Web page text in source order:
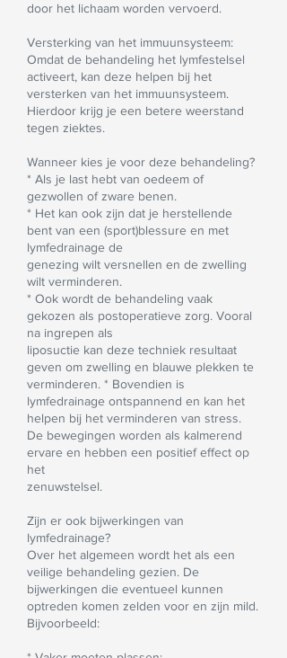
door het lichaam worden vervoerd.
Versterking van het immuunsysteem:
Omdat de behandeling het lymfestelsel
activeert, kan deze helpen bij het
versterken van het immuunsysteem.
Hierdoor krijg je een betere weerstand
tegen ziektes.
Wanneer kies je voor deze behandeling?
* Als je last hebt van oedeem of
gezwollen of zware benen.
* Het kan ook zijn dat je herstellende
bent van een (sport)blessure en met
lymfedrainage de
genezing wilt versnellen en de zwelling
wilt verminderen.
* Ook wordt de behandeling vaak
gekozen als postoperatieve zorg. Vooral
na ingrepen als
liposuctie kan deze techniek resultaat
geven om zwelling en blauwe plekken te
verminderen. * Bovendien is
lymfedrainage ontspannend en kan het
helpen bij het verminderen van stress.
De bewegingen worden als kalmerend
ervare en hebben een positief effect op
het
zenuwstelsel.
Zijn er ook bijwerkingen van
lymfedrainage?
Over het algemeen wordt het als een
veilige behandeling gezien. De
bijwerkingen die eventueel kunnen
optreden komen zelden voor en zijn mild.
Bijvoorbeeld: